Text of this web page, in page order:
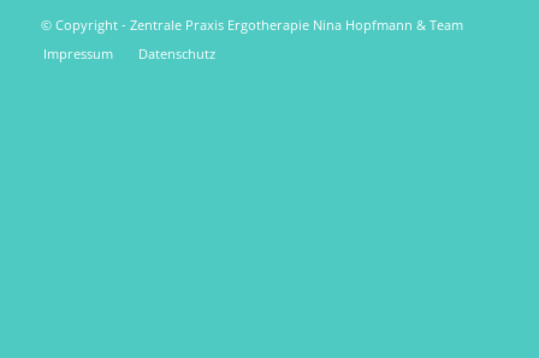
© Copyright - Zentrale Praxis Ergotherapie Nina Hopfmann & Team
Impressum
Datenschutz